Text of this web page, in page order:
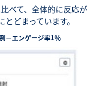
べて、全体的に反応が
どまっています。
－エンゲージ率1％